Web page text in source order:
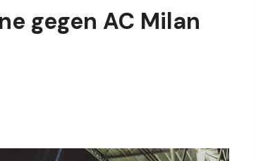
gegen AC Milan